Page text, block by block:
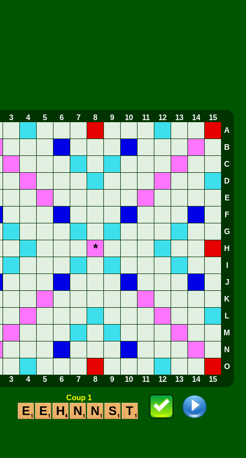
3 4 5 6 7 8 9 10 11 12 13 14
15
A
B
C
D
E
F
G
* H
J
K
L
M
N
O
3 4 5 6 7 8 9 10 11 12 13 14 15
Coup 1
E E H N N S T